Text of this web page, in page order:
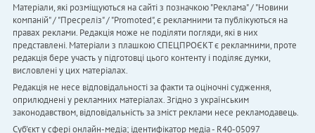
Матеріали, які розміщуються на сайті з позначкою "Реклама" / "Новини
компаній" / "Пресреліз" / "Promoted", є рекламними та публікуються на
правах реклами. Редакція може не поділяти погляди, які в них
представлені. Матеріали з плашкою СПЕЦПРОЄКТ є рекламними, проте
редакція бере участь у підготовці цього контенту і поділяє думки,
висловлені у цих матеріалах.
Редакція не несе відповідальності за факти та оціночні судження,
оприлюднені у рекламних матеріалах. Згідно з українським
законодавством, відповідальність за зміст реклами несе рекламодавець.
Cуб'єкт у сфері онлайн-медіа; ідентифікатор медіа - R40-05097